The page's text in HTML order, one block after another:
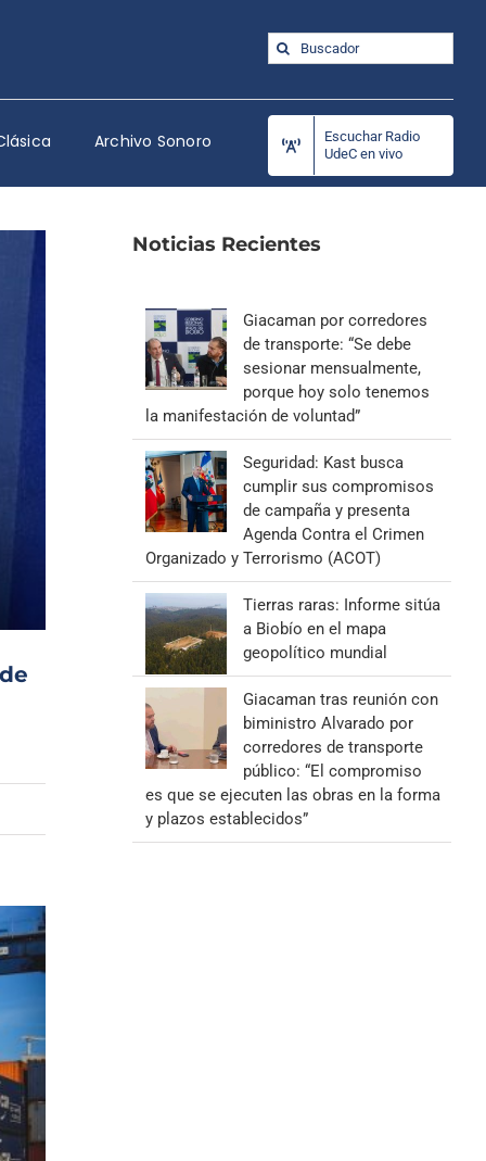
Buscar:
Archivo Sonoro
Escuchar Radio
UdeC en vivo
Noticias Recientes
Giacaman por corredores
de transporte: “Se debe
sesionar mensualmente,
porque hoy solo tenemos
la manifestación de voluntad”
Seguridad: Kast busca
cumplir sus compromisos
de campaña y presenta
Agenda Contra el Crimen
Organizado y Terrorismo (ACOT)
Tierras raras: Informe sitúa
a Biobío en el mapa
geopolítico mundial
Giacaman tras reunión con
biministro Alvarado por
corredores de transporte
público: “El compromiso
es que se ejecuten las obras en la forma
y plazos establecidos”